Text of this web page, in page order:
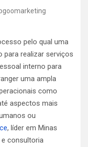
pelo qual uma
para realizar serviços
interno para
uma ampla
como
aspectos mais
ou
, líder em Minas
consultoria